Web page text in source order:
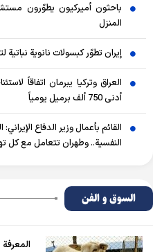
باحثون أميركيون يطوّرون
المنزل
إيران تطوّر كبسولات نانوية نباتية
العراق وتركيا يبرمان اتفاقاً
أدنى 750 ألف برميل يومياً
القائم بأعمال وزير الدفاع
النفسية.. وطهران تتعامل مع كل
السوق و الفن